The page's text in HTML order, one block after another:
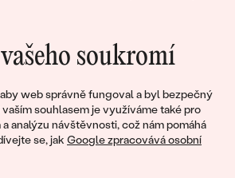
soukromí
web správně fungoval a byl bezpečný
souhlasem je využíváme také pro
analýzu návštěvnosti, což nám pomáhá
se, jak Google zpracovává osobní